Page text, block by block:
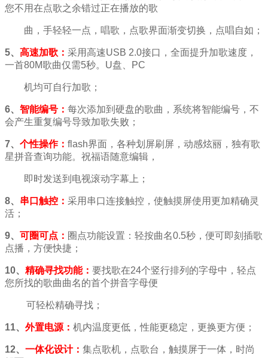
您不用在点歌之余错过正在播放的歌
曲， 手轻轻一点，唱歌，点歌界面渐变切换，点唱自如；
5、 高速加歌： 采用高速USB 2.0接口，全面提升加歌速度，
一首80M歌曲仅需5秒。 U盘、 PC
机均可自行加歌；
6、 智能编号： 每次添加到硬盘的歌曲，系统将智能编号，不
会产生重复编号导致加歌失败；
7、 个性操作： flash界面，各种划屏刷屏，动感炫丽，独有歌
星拼音查询功能。祝福语随意编辑，
即时发送到电视滚动字幕上；
8、 串口触控： 采用串口连接触控，使触摸屏使用更加精确灵
活；
9、 可圈可点： 圈点功能设置：轻按曲名0.5秒，便可即刻插歌
点播，方便快捷；
10、 精确寻找功能： 要找歌在24个竖行排列的字母中，轻点
您所找的歌曲曲名的首个拼音字母便
可轻松精确寻找；
11、 外置电源： 机内温度更低，性能更稳定，更换更方便；
12、 一体化设计： 集点歌机，点歌台，触摸屏于一体，时尚